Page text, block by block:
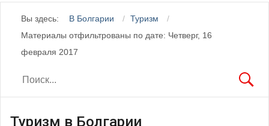
Вы здесь: В Болгарии
Туризм
Материалы отфильтрованы по дате: Четверг, 16
февраля 2017
Туризм в Болгарии